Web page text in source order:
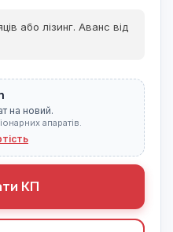
або лізинг. Аванс від
на новий.
апаратів.
КП